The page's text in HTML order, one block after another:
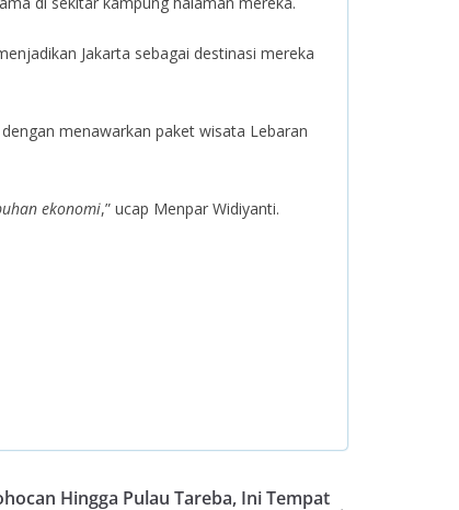
Jakarta sebagai destinasi mereka
menawarkan paket wisata Lebaran
ekonomi,” ucap Menpar Widiyanti.
Hingga Pulau Tareba, Ini Tempat